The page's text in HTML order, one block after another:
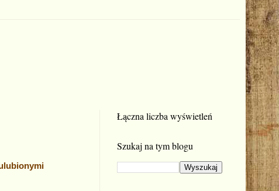
Łączna liczba wyświetleń
Szukaj na tym blogu